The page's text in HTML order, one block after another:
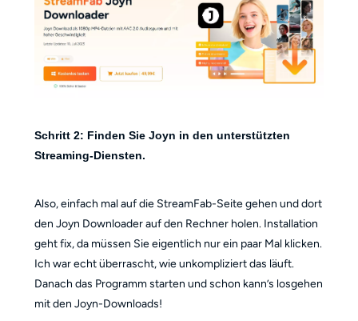
Schritt 2: Finden Sie Joyn in den unterstützten
Streaming-Diensten.
Also, einfach mal auf die StreamFab-Seite gehen und dort
den Joyn Downloader auf den Rechner holen. Installation
geht fix, da müssen Sie eigentlich nur ein paar Mal klicken.
Ich war echt überrascht, wie unkompliziert das läuft.
Danach das Programm starten und schon kann’s losgehen
mit den Joyn-Downloads!